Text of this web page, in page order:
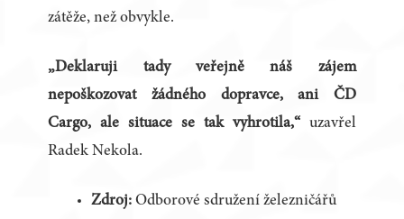
zátěže, než obvykle.
„Deklaruji tady veřejně náš zájem
nepoškozovat žádného dopravce, ani ČD
Cargo, ale situace se tak vyhrotila,“uzavřel
Radek Nekola.
Zdroj: Odborové sdružení železničářů